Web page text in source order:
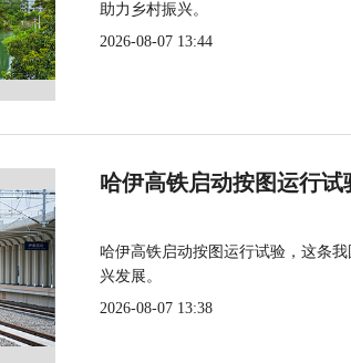
助力乡村振兴。
2026-08-07 13:44
哈伊高铁启动按图运行试
哈伊高铁启动按图运行试验，这条
兴发展。
2026-08-07 13:38